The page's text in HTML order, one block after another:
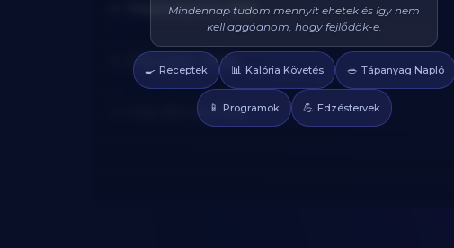
Mazsolaszőlő: 60g
Friss eper: 100g
Friss áfonya: 50g
Azt hittem diétán csak csirkét és brokkolit lehet
enni, veletek mindig tudok valami finomat
enni, és sosem éhezem!
🍳 Receptek 📊 Kalória Követés 🥗 Tápanyag Napló
📱 Programok 💪 Edzéstervek